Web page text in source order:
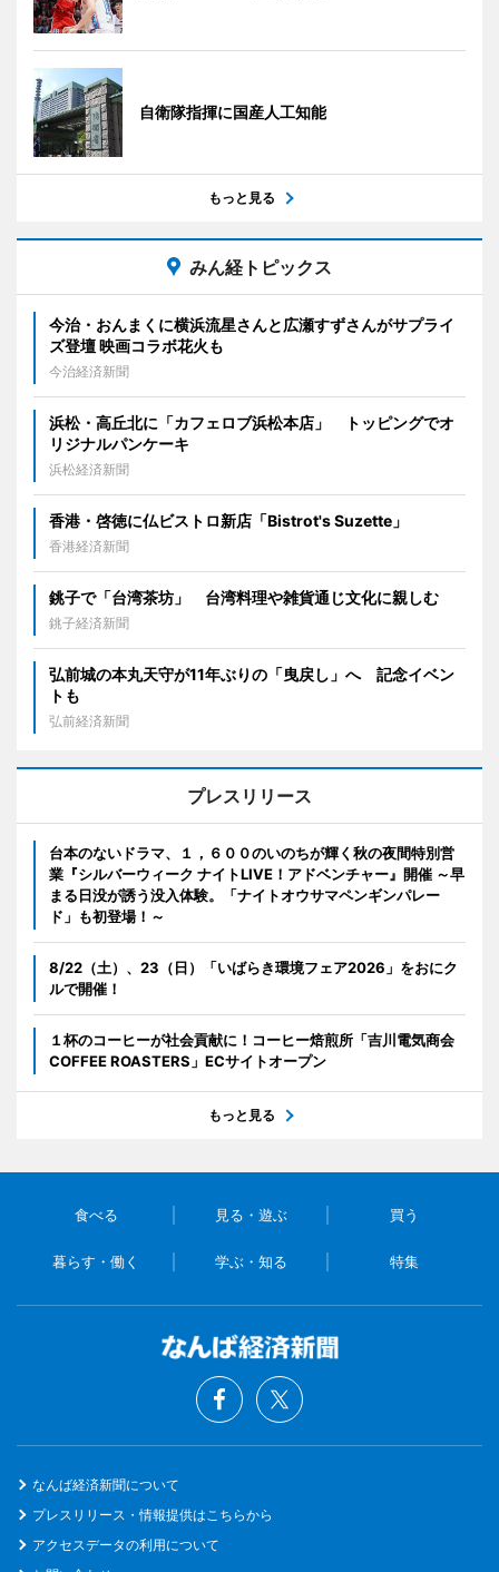
自衛隊指揮に国産人工知能
もっと見る
みん経トピックス
今治・おんまくに横浜流星さんと広瀬すずさんがサプライ
ズ登壇 映画コラボ花火も
今治経済新聞
浜松・高丘北に「カフェロブ浜松本店」 トッピングでオ
リジナルパンケーキ
浜松経済新聞
香港・啓徳に仏ビストロ新店「Bistrot's Suzette」
香港経済新聞
銚子で「台湾茶坊」 台湾料理や雑貨通じ文化に親しむ
銚子経済新聞
弘前城の本丸天守が11年ぶりの「曳戻し」へ 記念イベン
トも
弘前経済新聞
プレスリリース
台本のないドラマ、１，６００のいのちが輝く秋の夜間特別営
業『シルバーウィーク ナイトLIVE！アドベンチャー』開催 ～早
まる日没が誘う没入体験。「ナイトオウサマペンギンパレー
ド」も初登場！～
8/22（土）、23（日）「いばらき環境フェア2026」をおにク
ルで開催！
１杯のコーヒーが社会貢献に！コーヒー焙煎所「吉川電気商会
COFFEE ROASTERS」ECサイトオープン
もっと見る
食べる 見る・遊ぶ 買う
暮らす・働く 学ぶ・知る 特集
なんば経済新聞について
プレスリリース・情報提供はこちらから
アクセスデータの利用について